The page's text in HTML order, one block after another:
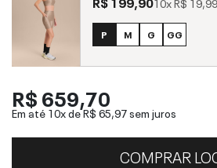
P M G GG
R$ 659,70
Em até 10x deR$ 65,97sem juros
COMPRAR